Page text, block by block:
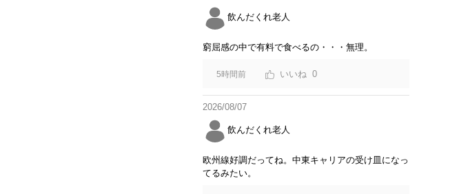
飲んだくれ老人
窮屈感の中で有料で食べるの・・・無理。
5時間前 0
2026/08/07
飲んだくれ老人
欧州線好調だってね。中東キャリアの受け皿になっ
てるみたい。